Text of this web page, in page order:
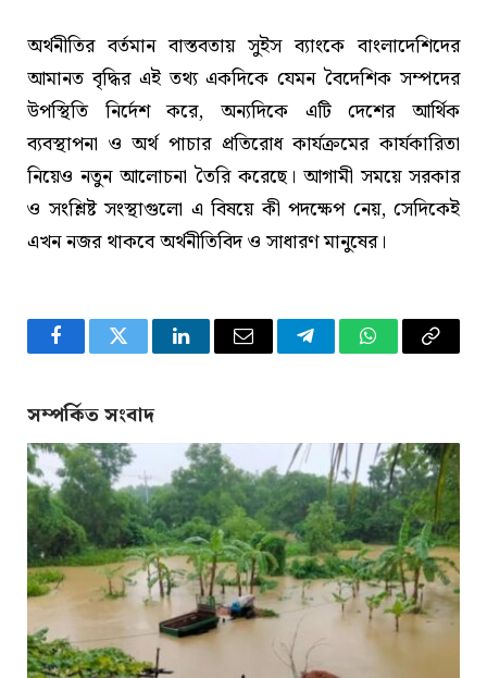
অর্থনীতির বর্তমান বাস্তবতায় সুইস ব্যাংকে বাংলাদেশিদের
আমানত বৃদ্ধির এই তথ্য একদিকে যেমন বৈদেশিক সম্পদের
উপস্থিতি নির্দেশ করে, অন্যদিকে এটি দেশের আর্থিক
ব্যবস্থাপনা ও অর্থ পাচার প্রতিরোধ কার্যক্রমের কার্যকারিতা
নিয়েও নতুন আলোচনা তৈরি করেছে। আগামী সময়ে সরকার
ও সংশ্লিষ্ট সংস্থাগুলো এ বিষয়ে কী পদক্ষেপ নেয়, সেদিকেই
এখন নজর থাকবে অর্থনীতিবিদ ও সাধারণ মানুষের।
FacebookTwitter LinkedInEmail TelegramWhatsApp
Copy
সম্পর্কিত সংবাদ